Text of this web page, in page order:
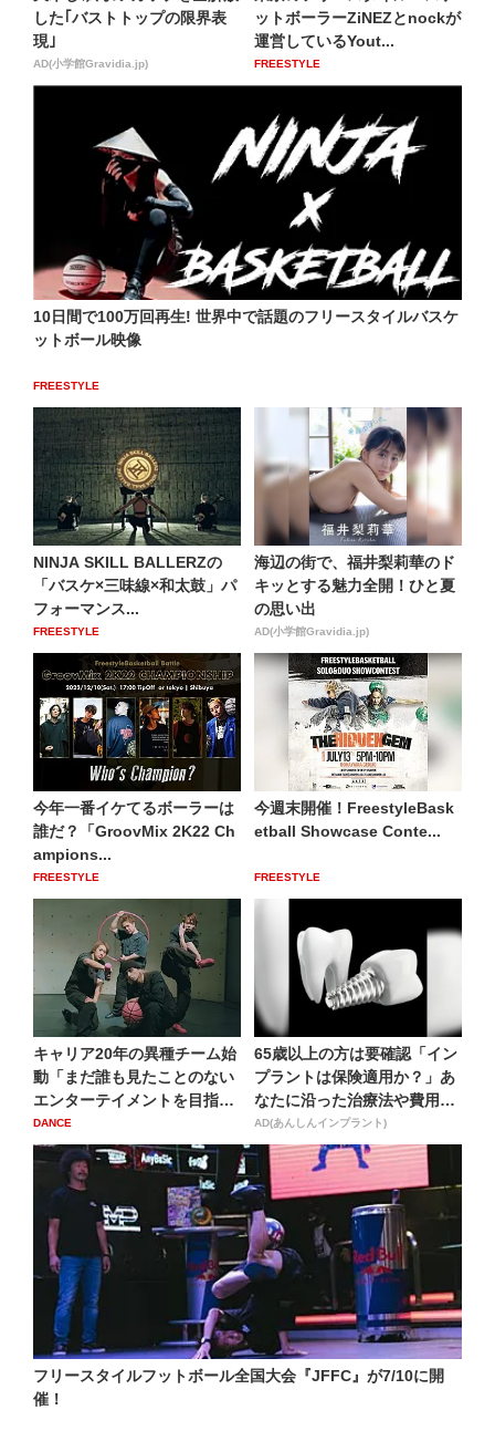
した｢バストトップの限界表
現｣
AD(小学館Gravidia.jp)
ットボーラーZiNEZとnockが
運営しているYout...
FREESTYLE
10日間で100万回再生! 世界中で話題のフリースタイルバスケ
ットボール映像
FREESTYLE
NINJA SKILL BALLERZの
「バスケ×三味線×和太鼓」パ
フォーマンス...
FREESTYLE
海辺の街で、福井梨莉華のド
キッとする魅力全開！ひと夏
の思い出
AD(小学館Gravidia.jp)
今年一番イケてるボーラーは
誰だ？「GroovMix 2K22 Ch
ampions...
FREESTYLE
今週末開催！FreestyleBask
etball Showcase Conte...
FREESTYLE
キャリア20年の異種チーム始
動「まだ誰も見たことのない
エンターテイメントを目指
し...
DANCE
65歳以上の方は要確認「イン
プラントは保険適用か？」あ
なたに沿った治療法や費用
を...
AD(あんしんインプラント)
フリースタイルフットボール全国大会『JFFC』が7/10に開
催！